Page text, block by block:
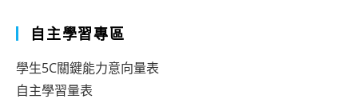
自主學習專區
學生5C關鍵能力意向量表
自主學習量表